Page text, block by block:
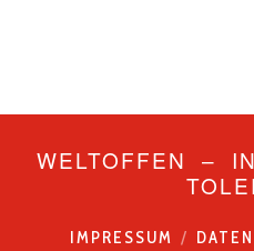
WELTOFFEN –
IMPRESSUM